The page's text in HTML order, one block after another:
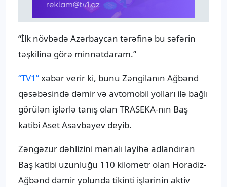
“İlk növbədə Azərbaycan tərəfinə bu səfərin
təşkilinə görə minnətdaram.”
“TV1”xəbər verir ki, bunu Zəngilanın Ağbənd
qəsəbəsində dəmir və avtomobil yolları ilə bağlı
görülən işlərlə tanış olan TRASEKA-nın Baş
katibi Aset Asavbayev deyib.
Zəngəzur dəhlizini mənalı layihə adlandıran
Baş katibi uzunluğu 110 kilometr olan Horadiz-
Ağbənd dəmir yolunda tikinti işlərinin aktiv